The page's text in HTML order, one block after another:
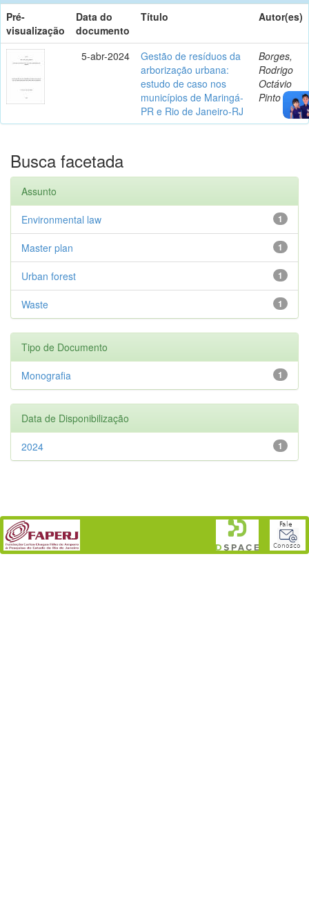
Pré-
visualização
Data do
documento
Título Autor(es)
5-abr-2024
Gestão de resíduos da
arborização urbana:
estudo de caso nos
municípios de Maringá-
PR e Rio de Janeiro-RJ
Borges,
Rodrigo
Octávio
Pinto
Busca facetada
Assunto
1
Environmental law
1
Master plan
1
Urban forest
1
Waste
Tipo de Documento
1
Monografia
Data de Disponibilização
1
2024